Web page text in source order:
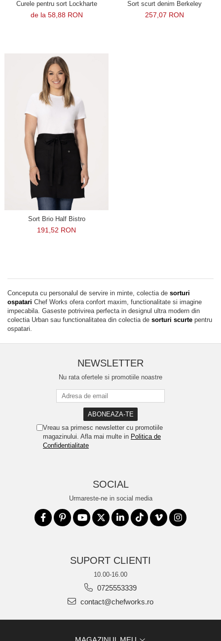
Curele pentru sort Lockharte
de la 58,88 RON
Sort scurt denim Berkeley
257,07 RON
Sort Brio Half Bistro
191,52 RON
Conceputa cu personalul de servire in minte, colectia de sorturi
ospatari Chef Works ofera confort maxim, functionalitate si imagine
impecabila. Gaseste potrivirea perfecta in designul ultra modern din
colectia Urban sau functionalitatea din colectia de sorturi scurte pentru
ospatari.
NEWSLETTER
Nu rata ofertele si promotiile noastre
Vreau sa primesc newsletter cu promotiile
magazinului. Afla mai multe in Politica de
Confidentialitate
SOCIAL
Urmareste-ne in social media
SUPORT CLIENTI
10.00-16.00
0725553339
contact@chefworks.ro